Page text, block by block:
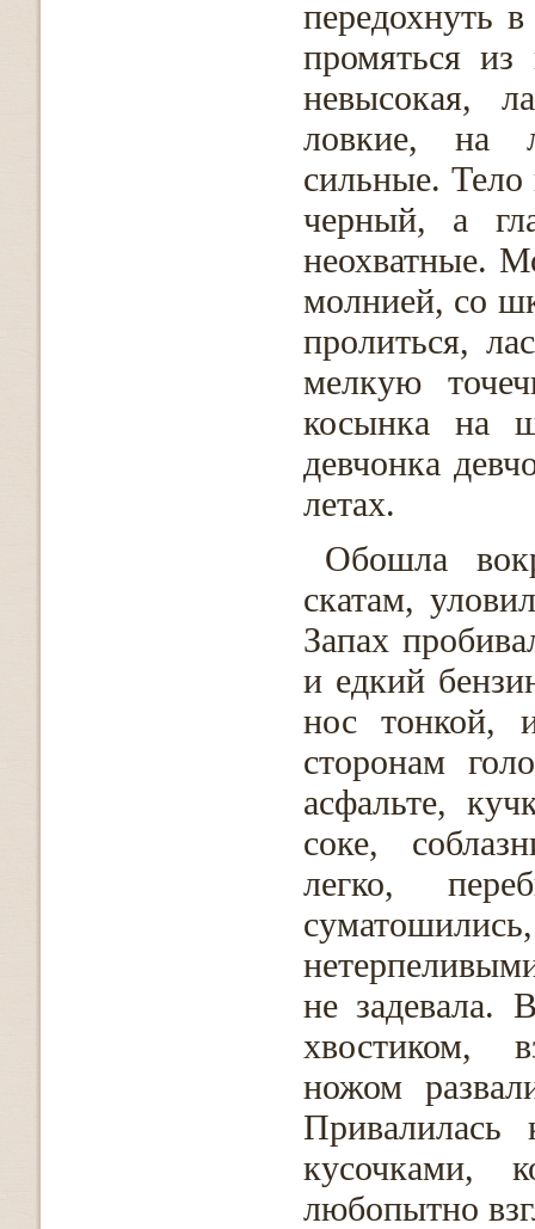
передохнуть
промяться
невысокая,
ловкие, на
сильные. Тело
черный, а
неохватные.
молнией, со
пролиться,
мелкую
косынка на
девчонка
летах.
Обошла
скатам,
Запах
и едкий
нос тонкой,
сторонам
асфальте,
соке,
легко,
не задевала.
хвостиком,
ножом
кусочками,
любопытно